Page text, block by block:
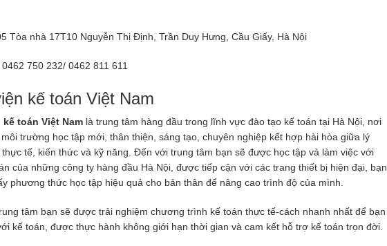
Tòa nhà 17T10 Nguyễn Thị Định, Trần Duy Hưng, Cầu Giấy, Hà Nội
0462 750 232/ 0462 811 611
kế toán Việt Nam
kế toán Việt Nam là trung tâm hàng đầu trong lĩnh vực đào tạo kế toán tại Hà Nội, nơi
trường học tập mới, thân thiện, sáng tạo, chuyên nghiệp kết hợp hài hòa giữa lý
thực tế, kiến thức và kỹ năng. Đến với trung tâm bạn sẽ được học tập và làm việc với
của những công ty hàng đầu Hà Nội, được tiếp cận với các trang thiết bị hiện đại, bạn
phương thức học tập hiệu quả cho bản thân để nâng cao trình độ của mình.
tâm bạn sẽ được trải nghiệm chương trình kế toán thực tế-cách nhanh nhất để bạn
kế toán, được thực hành không giới hạn thời gian và cam kết hỗ trợ kế toán trọn đời.